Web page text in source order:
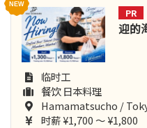
PR
迎的
临时工
餐饮 日本料理
Hamamatsucho /
时薪 ¥1,700 ～ ¥1,800